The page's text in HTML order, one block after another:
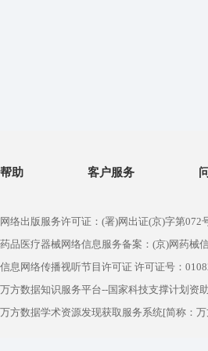
帮助 客户服务
网络出版服务许可证：(署)网出证(京)字第072
药品医疗器械网络信息服务备案：(京)网药械
信息网络传播视听节目许可证 许可证号：
万方数据知识服务平台--国家科技支撑计划资
万方数据学术资源发现获取服务系统[简称：